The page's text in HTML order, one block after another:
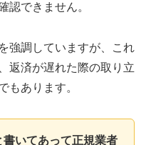
認できません。
強調していますが、これ
返済が遅れた際の取り立
もあります。
書いてあって正規業者